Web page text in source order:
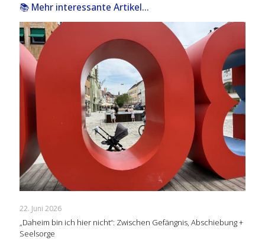
📚 Mehr interessante Artikel...
22. Juni 2026
„Daheim bin ich hier nicht“: Zwischen Gefängnis, Abschiebung +
Seelsorge